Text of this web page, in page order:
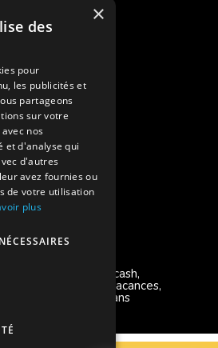
inclusives
partir en colonie
Adulte Supernova
acceptés
Espèces, Mandats cash,
général, Chèques vacances,
en charge reçu sans
Pass Colo
×
des
pour
les publicités et
partageons
sur votre
nos
et d'analyse qui
d'autres
avez fournies ou
de votre utilisation
plus